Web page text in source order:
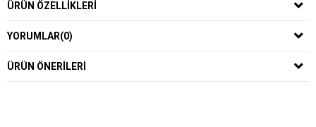
ÜRÜN ÖZELLIKLERI
YORUMLAR(0)
ÜRÜN ÖNERILERI